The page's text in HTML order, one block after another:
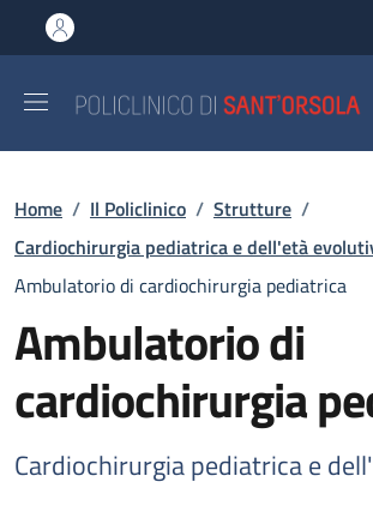
al contenuto principale
to footer content
Briciole di pane
Home / Il Policlinico / Strutture /
Cardiochirurgia pediatrica e dell'età
Ambulatorio di cardiochirurgia pediatrica
Ambulatorio di
cardiochirurgia
Cardiochirurgia pediatrica e